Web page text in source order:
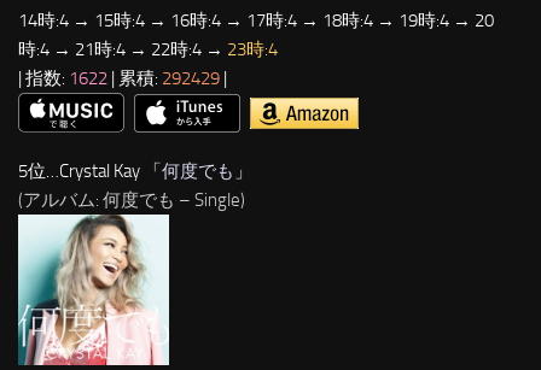
14時:4 → 15時:4 → 16時:4 → 17時:4 → 18時:4 → 19時:4 → 20
時:4 → 21時:4 → 22時:4 → 23時:4
| 指数: 1622 | 累積: 292429
5位…Crystal Kay 「何度でも 」
(アルバム: 何度でも – Single)